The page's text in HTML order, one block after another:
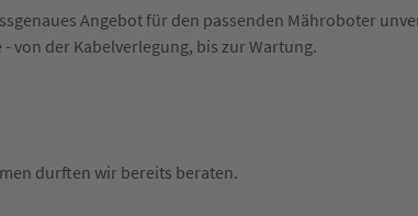
Angebot für den passenden Mähroboter
von der Kabelverlegung, bis zur Wartung.
durften wir bereits beraten.